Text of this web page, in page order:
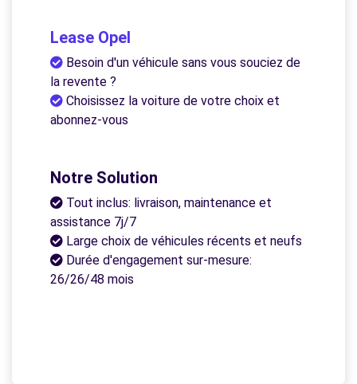
Lease Opel
Besoin d'un véhicule sans vous souciez de
la revente ?
Choisissez la voiture de votre choix et
abonnez-vous
Notre Solution
Tout inclus: livraison, maintenance et
assistance 7j/7
Large choix de véhicules récents et neufs
Durée d'engagement sur-mesure:
26/26/48 mois